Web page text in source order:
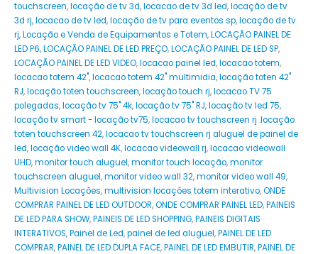
touchscreen,locação de tv 3d,locacao de tv 3d led,locação de tv
3d rj,locacao de tv led,locação de tv para eventos sp,locação de tv
rj,Locação e Venda de Equipamentos e Totem,LOCAÇÃO PAINEL DE
LED P6,LOCAÇÃO PAINEL DE LED PREÇO,LOCAÇÃO PAINEL DE LED SP,
LOCAÇÃO PAINEL DE LED VIDEO,locacao painel led,locacao totem,
locacao totem 42",locacao totem 42" multimidia,locação toten 42"
RJ,locação toten touchscreen,locação touch rj,locacao TV 75
polegadas,locação tv 75" 4k,locação tv 75" RJ,locação tv led 75,
locação tv smart - locação tv75,locacao tv touchscreen rj .locação
toten touchscreen 42,locacao tv touchscreen rj aluguel de painel de
led,locação video wall 4K,locacao videowall rj,locacao videowall
UHD,monitor touch aluguel,monitor touch locação,monitor
touchscreen aluguel,monitor video wall 32,monitor video wall 49,
Multivision Locações,multivision locações totem interativo,ONDE
COMPRAR PAINEL DE LED OUTDOOR,ONDE COMPRAR PAINEL LED,PAINEIS
DE LED PARA SHOW,PAINEIS DE LED SHOPPING,PAINEIS DIGITAIS
INTERATIVOS,Painel de Led,painel de led aluguel,PAINEL DE LED
COMPRAR,PAINEL DE LED DUPLA FACE,PAINEL DE LED EMBUTIR,PAINEL DE